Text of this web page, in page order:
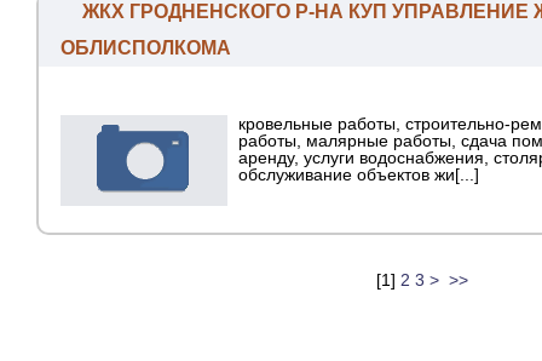
ЖКХ ГРОДНЕНСКОГО Р-НА КУП УПРАВЛЕНИЕ
ОБЛИСПОЛКОМА
кровельные работы, строительно-
работы, малярные работы, сдача
аренду, услуги водоснабжения,
обслуживание объектов жи[...]
[1] 2 3 > >>